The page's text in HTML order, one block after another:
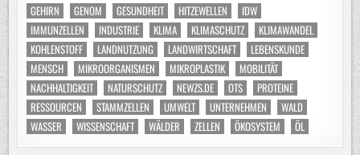
GEHIRN
GENOM GESUNDHEIT HITZEWELLEN
IDW
IMMUNZELLEN
INDUSTRIE KLIMA KLIMASCHUTZ
KLIMAWANDEL
KOHLENSTOFF
LANDNUTZUNG LANDWIRTSCHAFT
LEBENSKUNDE
MENSCH
MIKROORGANISMEN MIKROPLASTIK
MOBILITÄT
NACHHALTIGKEIT
NATURSCHUTZ NEWZS.DE OTS
PROTEINE
RESSOURCEN
STAMMZELLEN UMWELT UNTERNEHMEN
WALD
WASSER
WISSENSCHAFT WÄLDER ZELLEN ÖKOSYSTEM ÖL